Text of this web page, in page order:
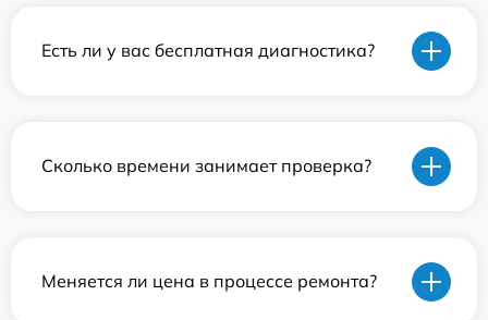
Есть ли у вас бесплатная диагностика?
Сколько времени занимает проверка?
Меняется ли цена в процессе ремонта?